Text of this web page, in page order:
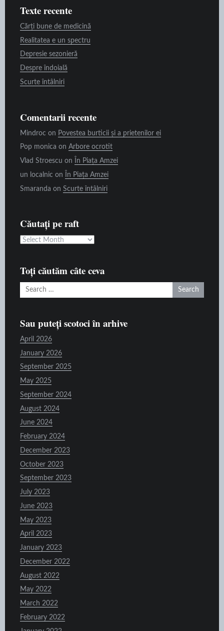
Texte recente
Cărți bune de medicină
Realitatea e un spectru
Depresie sezonieră
Despre îndoială
Scurte întâlniri
Comentarii recente
Mindroc on Povestea burticii și a prietenilor ei
Pop monica on Arbore ocrotit
Vlad Stroescu on
În Piața Amzei
un localnic on
În Piața Amzei
Smaranda on Scurte întâlniri
Căutați pe raft
Căutați
Toți căutăm câte ceva
Search
Sau puteți scotoci în arhive
April 2026
January 2026
September 2025
May 2025
September 2024
August 2024
June 2024
February 2024
December 2023
October 2023
September 2023
July 2023
June 2023
May 2023
April 2023
January 2023
December 2022
August 2022
May 2022
March 2022
February 2022